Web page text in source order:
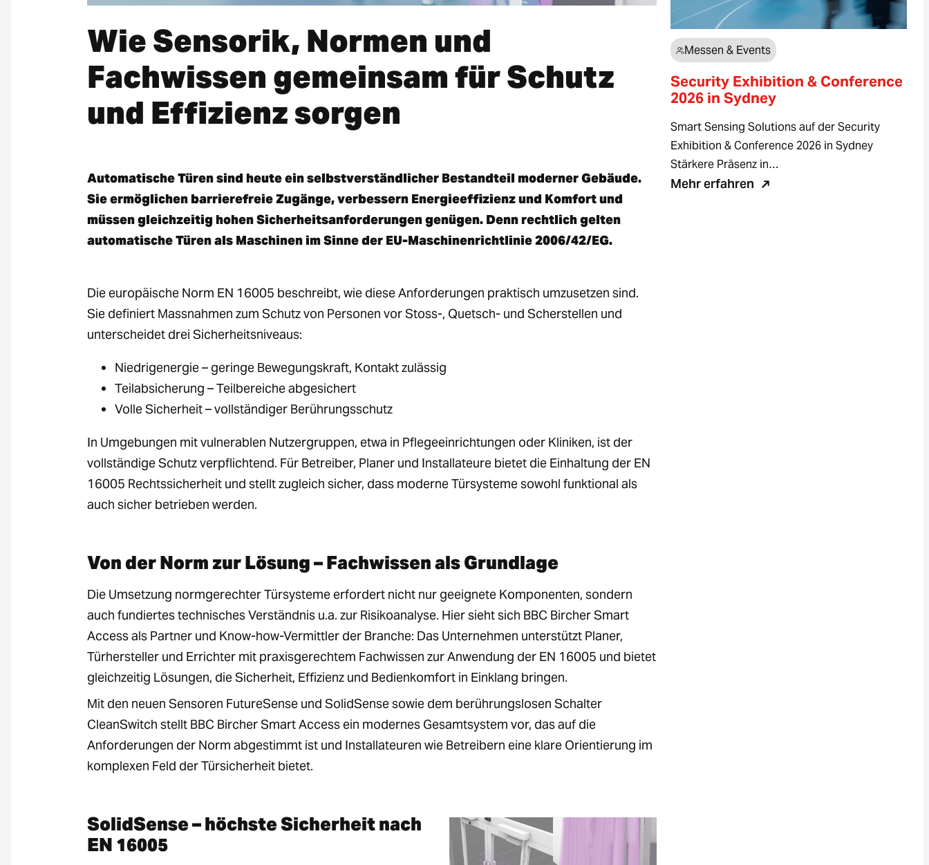
Wie Sensorik, Normen und
Fachwissen gemeinsam für Schutz
und Effizienz sorgen
Automatische Türen sind heute ein selbstverständlicher Bestandteil moderner Gebäude.
Sie ermöglichen barrierefreie Zugänge, verbessern Energieeffizienz und Komfort und
müssen gleichzeitig hohen Sicherheitsanforderungen genügen. Denn rechtlich gelten
automatische Türen als Maschinen im Sinne der EU-Maschinenrichtlinie 2006/42/EG.
Die europäische Norm EN 16005 beschreibt, wie diese Anforderungen praktisch umzusetzen sind.
Sie definiert Massnahmen zum Schutz von Personen vor Stoss-, Quetsch- und Scherstellen und
unterscheidet drei Sicherheitsniveaus:
Niedrigenergie – geringe Bewegungskraft, Kontakt zulässig
Teilabsicherung – Teilbereiche abgesichert
Volle Sicherheit – vollständiger Berührungsschutz
In Umgebungen mit vulnerablen Nutzergruppen, etwa in Pflegeeinrichtungen oder Kliniken, ist der
vollständige Schutz verpflichtend. Für Betreiber, Planer und Installateure bietet die Einhaltung der EN
16005 Rechtssicherheit und stellt zugleich sicher, dass moderne Türsysteme sowohl funktional als
auch sicher betrieben werden.
Von der Norm zur Lösung – Fachwissen als Grundlage
Die Umsetzung normgerechter Türsysteme erfordert nicht nur geeignete Komponenten, sondern
auch fundiertes technisches Verständnis u.a. zur Risikoanalyse. Hier sieht sich BBC Bircher Smart
Access als Partner und Know-how-Vermittler der Branche: Das Unternehmen unterstützt Planer,
Türhersteller und Errichter mit praxisgerechtem Fachwissen zur Anwendung der EN 16005 und bietet
gleichzeitig Lösungen, die Sicherheit, Effizienz und Bedienkomfort in Einklang bringen.
Mit den neuen Sensoren FutureSense und SolidSense sowie dem berührungslosen Schalter
CleanSwitch stellt BBC Bircher Smart Access ein modernes Gesamtsystem vor, das auf die
Anforderungen der Norm abgestimmt ist und Installateuren wie Betreibern eine klare Orientierung im
komplexen Feld der Türsicherheit bietet.
SolidSense – höchste Sicherheit nach
EN 16005
Messen & Events
Security Exhibition & Conference
2026 in Sydney
Smart Sensing Solutions auf der Security
Exhibition & Conference 2026 in Sydney
Stärkere Präsenz in…
Mehr erfahren